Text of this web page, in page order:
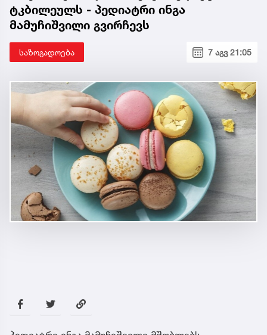
ტკბილეულს - პედიატრი ინგა
მამუჩიშვილი გვირჩევს
საზოგადოება 7 აგვ 21:05